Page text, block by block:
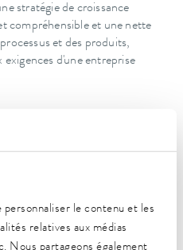
le contenu et les
relatives aux médias
stratégie de croissance
compréhensible et une nette
et des produits,
d'une entreprise
de directeur commercial des
du secteur
propres sociétés de
LAUDA, le Dr Ralf Hermann a
AG à Hambourg, où il a